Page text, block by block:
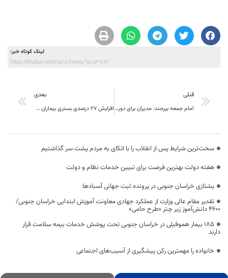
لینک کوتاه خبر:
https://khabarvahonar.ir/news/?p=53782
قبلی
امام جمعه بیرجند: مدیران برای دوری از لغزش باید مراقبت کنند
بعدی
افزایش ۲۷ درصدی بستری بیماران تنفسی در خراسان جنوبی
سخت‌ترین شرایط پس از انقلاب را با اتکای به مردم پشت سر گذاشتیم
هفته دولت بهترین فرصت برای تبیین خدمات نظام و دولت
یشتازی خراسان جنوبی در پرونده ثبت جهانی آسبادها
تقدیر مقام عالی وزارت از عملکرد جهادی معاونت آموزش ابتدایی خراسان جنوبی/
۴۶۰۰ دانش‌آموز زیر چتر «طرح حامی»
۱۸۵ بیمار هموفیلی در خراسان جنوبی تحت پوشش خدمات بیمه سلامت قرار
دارند
خانواده را مهمترین رکن پیشگیری از آسیب‌های اجتماعی